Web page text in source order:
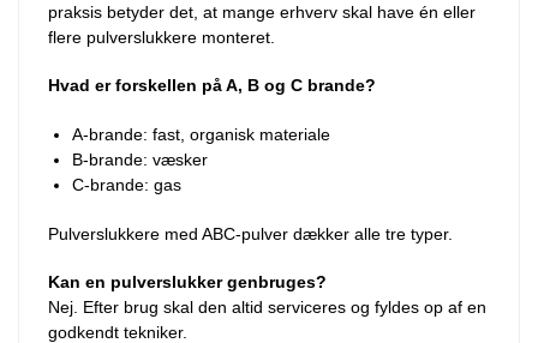
praksis betyder det, at mange erhverv skal have én eller
flere pulverslukkere monteret.
Hvad er forskellen på A, B og C brande?
A-brande: fast, organisk materiale
B-brande: væsker
C-brande: gas
Pulverslukkere med ABC-pulver dækker alle tre typer.
Kan en pulverslukker genbruges?
Nej. Efter brug skal den altid serviceres og fyldes op af en
godkendt tekniker.